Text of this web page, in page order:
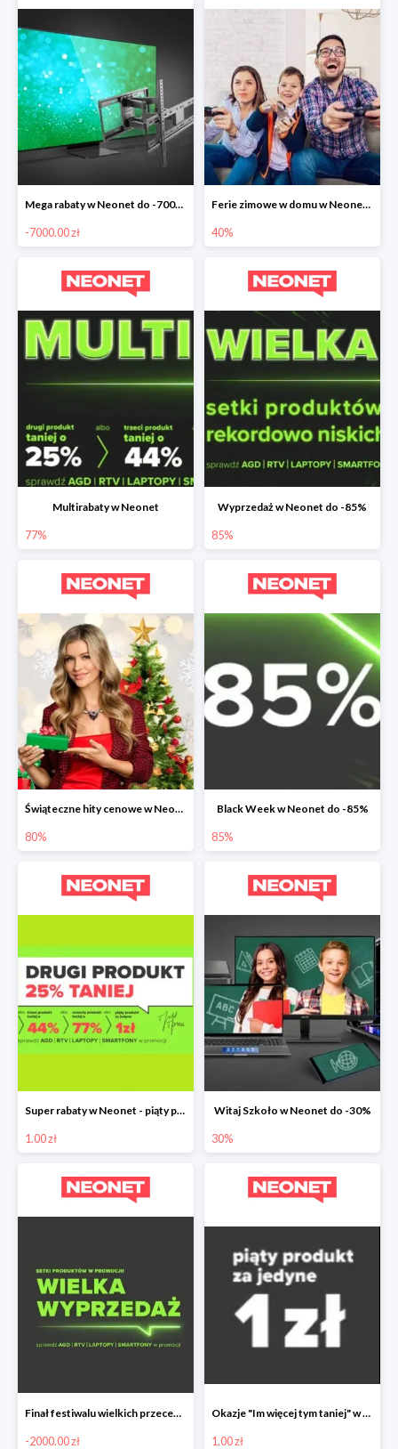
Mega rabaty w Neonet do -7000 zł
-7000.00 zł
Ferie zimowe w domu w Neonet do -40%
40%
Multirabaty w Neonet
77%
Wyprzedaż w Neonet do -85%
85%
Świąteczne hity cenowe w Neonet do -80%
80%
Black Week w Neonet do -85%
85%
Super rabaty w Neonet - piąty produkt za 1 zł
1.00 zł
Witaj Szkoło w Neonet do -30%
30%
Finał festiwalu wielkich przecen w Neonet nawet do 2000 zł taniej
-2000.00 zł
Okazje "Im więcej tym taniej" w Neonet - piąty produkt 1 zł
1.00 zł